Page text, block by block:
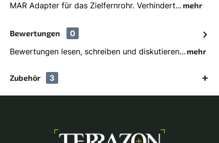
MAR Adapter für das Zielfernrohr. Verhindert... mehr
Bewertungen
0
Bewertungen lesen, schreiben und diskutieren... mehr
Zubehör 3